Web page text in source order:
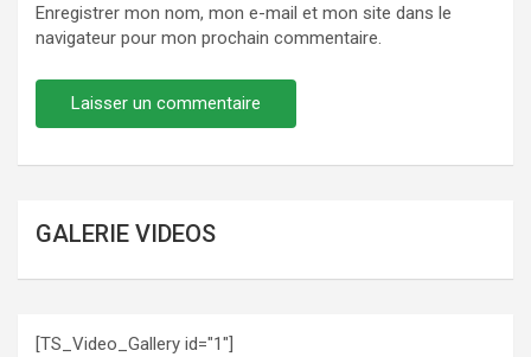
Enregistrer mon nom, mon e-mail et mon site dans le
navigateur pour mon prochain commentaire.
GALERIE VIDEOS
[TS_Video_Gallery id="1"]